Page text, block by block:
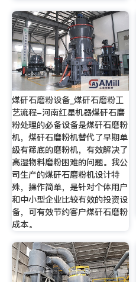
煤矸石磨粉设备_煤矸石磨粉工
艺流程-河南红星机器煤矸石磨
粉处理的必备设备是煤矸石磨粉
机，煤矸石磨粉机替代了早期单
级有筛底的磨粉机，有效解决了
高湿物料磨粉困难的问题。我公
司生产的煤矸石磨粉机设计特
殊，操作简单，是针对个体用户
和中小型企业比较有效的投资设
备，可有效节约客户煤矸石磨粉
成本。